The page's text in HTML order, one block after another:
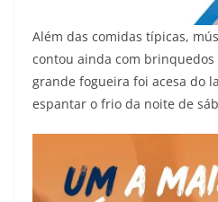
Além das comidas típicas,
contou ainda com brinquedos
grande fogueira foi acesa do
espantar o frio da noite de